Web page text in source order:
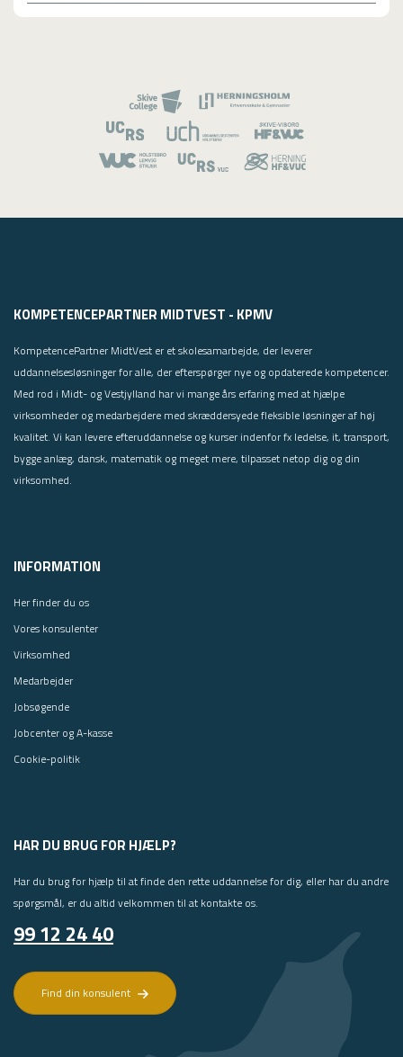
KOMPETENCEPARTNER MIDTVEST - KPMV
KompetencePartner MidtVest er et skolesamarbejde, der leverer
uddannelsesløsninger for alle, der efterspørger nye og opdaterede kompetencer.
Med rod i Midt- og Vestjylland har vi mange års erfaring med at hjælpe
virksomheder og medarbejdere med skræddersyede fleksible løsninger af høj
kvalitet. Vi kan levere efteruddannelse og kurser indenfor fx ledelse, it, transport,
bygge anlæg, dansk, matematik og meget mere, tilpasset netop dig og din
virksomhed.
INFORMATION
Her finder du os
Vores konsulenter
Virksomhed
Medarbejder
Jobsøgende
Jobcenter og A-kasse
Cookie-politik
HAR DU BRUG FOR HJÆLP?
Har du brug for hjælp til at finde den rette uddannelse for dig, eller har du andre
spørgsmål, er du altid velkommen til at kontakte os.
99 12 24 40
Find din konsulent